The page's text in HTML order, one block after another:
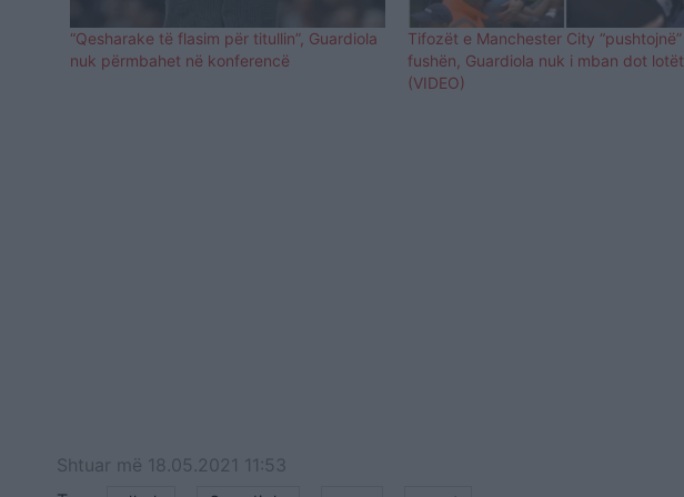
“Qesharake të flasim për titullin”, Guardiola
nuk përmbahet në konferencë
Tifozët e Manchester City “pushtojnë”
fushën, Guardiola nuk i mban dot lotët
(VIDEO)
Shtuar më 18.05.2021 11:53